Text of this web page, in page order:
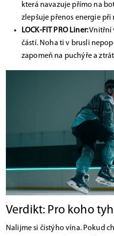
která navazuje přímo na
zlepšuje přenos energie
LOCK-FIT PRO Liner:Vnitřní
částí. Noha ti v brusli
zapomeň na puchýře a
Verdikt: Pro koho
Nalijme si čistýho vína. Pokud